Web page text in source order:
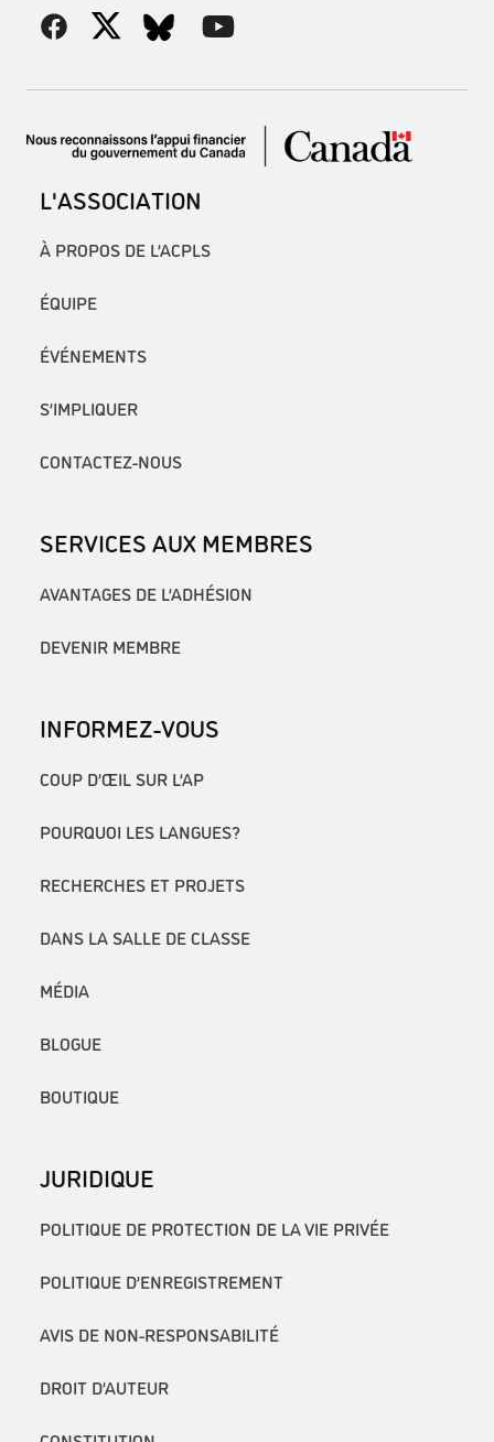
L'ASSOCIATION
À PROPOS DE L’ACPLS
ÉQUIPE
ÉVÉNEMENTS
S’IMPLIQUER
CONTACTEZ-NOUS
SERVICES AUX MEMBRES
AVANTAGES DE L’ADHÉSION
DEVENIR MEMBRE
INFORMEZ-VOUS
COUP D’ŒIL SUR L’AP
POURQUOI LES LANGUES?
RECHERCHES ET PROJETS
DANS LA SALLE DE CLASSE
MÉDIA
BLOGUE
BOUTIQUE
JURIDIQUE
POLITIQUE DE PROTECTION DE LA VIE PRIVÉE
POLITIQUE D’ENREGISTREMENT
AVIS DE NON-RESPONSABILITÉ
DROIT D’AUTEUR